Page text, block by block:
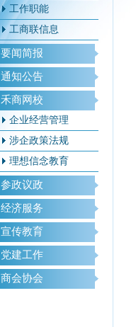
工作职能
工商联信息
要闻简报
通知公告
禾商网校
企业经营管理
涉企政策法规
理想信念教育
参政议政
经济服务
宣传教育
党建工作
商会协会